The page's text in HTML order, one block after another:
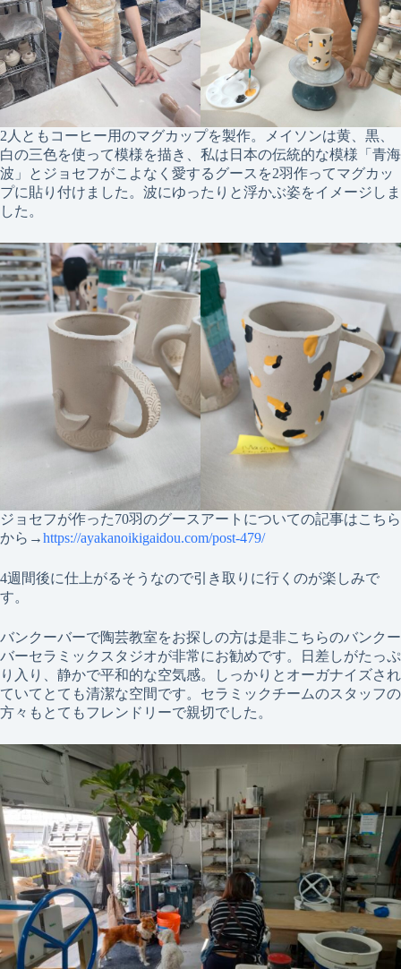
2人ともコーヒー用のマグカップを製作。メイソンは黄、黒、
白の三色を使って模様を描き、私は日本の伝統的な模様「青海
波」とジョセフがこよなく愛するグースを2羽作ってマグカッ
プに貼り付けました。波にゆったりと浮かぶ姿をイメージしま
した。
ジョセフが作った70羽のグースアートについての記事はこちら
から→https://ayakanoikigaidou.com/post-479/
4週間後に仕上がるそうなので引き取りに行くのが楽しみで
す。
バンクーバーで陶芸教室をお探しの方は是非こちらのバンクー
バーセラミックスタジオが非常にお勧めです。日差しがたっぷ
り入り、静かで平和的な空気感。しっかりとオーガナイズされ
ていてとても清潔な空間です。セラミックチームのスタッフの
方々もとてもフレンドリーで親切でした。